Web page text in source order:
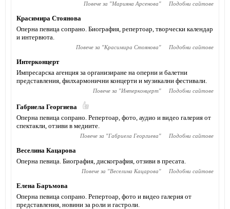
Повече за "Марияна Арсенова" Подобни сайтове
Красимира Стоянова
Оперна певица сопрано. Биография, репертоар, творчески календар
и интервюта.
Повече за "Красимира Стоянова" Подобни сайтове
Интерконцерт
Импресарска агенция за организиране на оперни и балетни
представления, филхармонични концерти и музикални фестивали.
Повече за "Интерконцерт" Подобни сайтове
Габриела Георгиева
Оперна певица сопрано. Репертоар, фото, аудио и видео галерия от
спектакли, отзиви в медиите.
Повече за "Габриела Георгиева" Подобни сайтове
Веселина Кацарова
Оперна певица. Биография, дискография, отзиви в пресата.
Повече за "Веселина Кацарова" Подобни сайтове
Елена Баръмова
Оперна певица сопрано. Репертоар, фото и видео галерия от
представления, новини за роли и гастроли.